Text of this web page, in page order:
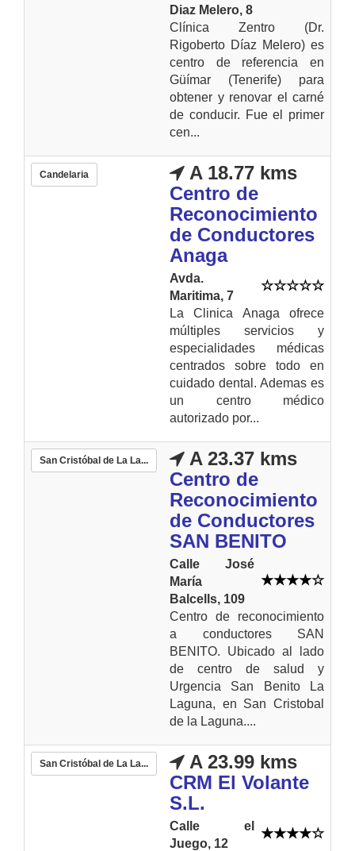
Diaz Melero, 8
Clínica Zentro (Dr.
Rigoberto Díaz Melero) es
centro de referencia en
Güímar (Tenerife) para
obtener y renovar el carné
de conducir. Fue el primer
cen...
Candelaria
A 18.77 kms
Centro de
Reconocimiento
de Conductores
Anaga
Avda.
Maritima, 7
La Clinica Anaga ofrece
múltiples servicios y
especialidades médicas
centrados sobre todo en
cuidado dental. Ademas es
un centro médico
autorizado por...
San Cristóbal de La La...
A 23.37 kms
Centro de
Reconocimiento
de Conductores
SAN BENITO
Calle José
María
Balcells, 109
Centro de reconocimiento
a conductores SAN
BENITO. Ubicado al lado
de centro de salud y
Urgencia San Benito La
Laguna, en San Cristobal
de la Laguna....
San Cristóbal de La La...
A 23.99 kms
CRM El Volante
S.L.
Calle el
Juego, 12